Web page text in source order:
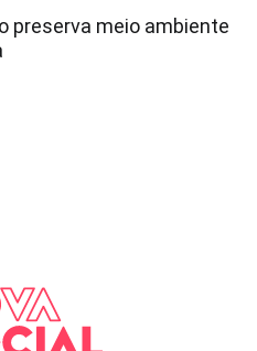
preserva meio ambiente